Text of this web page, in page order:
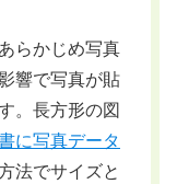
らかじめ写真
響で写真が貼
。長方形の図
に写真データ
法でサイズと